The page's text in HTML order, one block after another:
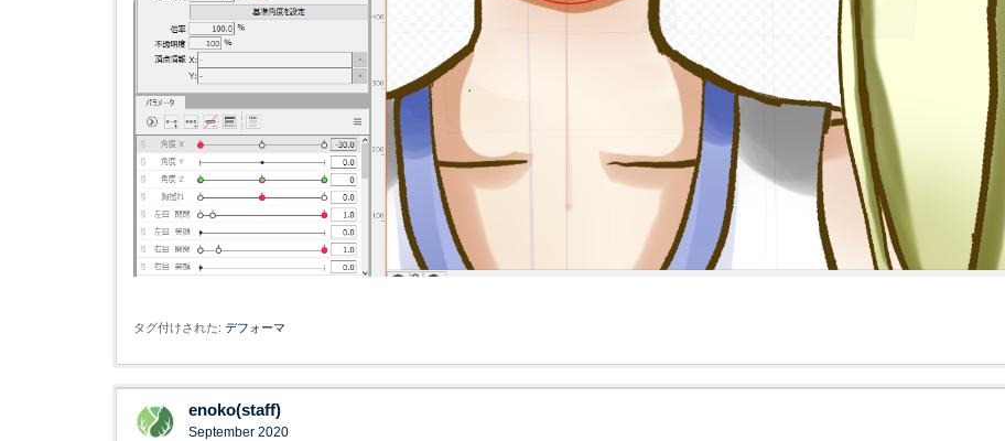
タグ付けされた: デフォーマ
enoko(staff)
September 2020